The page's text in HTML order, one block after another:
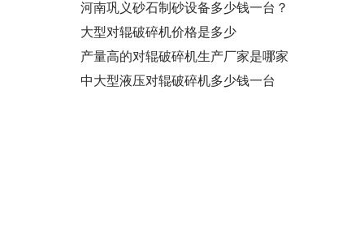
河南巩义砂石制砂设备多少钱一台？
大型对辊破碎机价格是多少
产量高的对辊破碎机生产厂家是哪家
中大型液压对辊破碎机多少钱一台